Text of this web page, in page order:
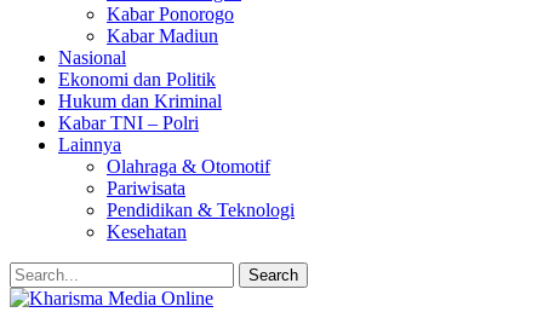
Kabar Ponorogo
Kabar Madiun
Nasional
Ekonomi dan Politik
Hukum dan Kriminal
Kabar TNI – Polri
Lainnya
Olahraga & Otomotif
Pariwisata
Pendidikan & Teknologi
Kesehatan